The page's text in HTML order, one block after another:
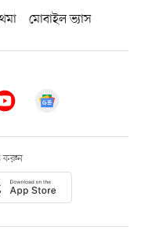
মোবাইল ভ্যাস
করুন